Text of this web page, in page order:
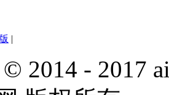
|
2014 - 2017